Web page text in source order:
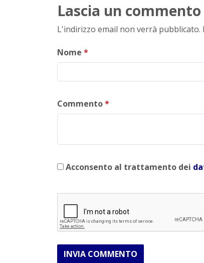
Lascia un commento
L'indirizzo email non verrà
Nome *
Commento*
Acconsento al trattamento dei
INVIA COMMENTO